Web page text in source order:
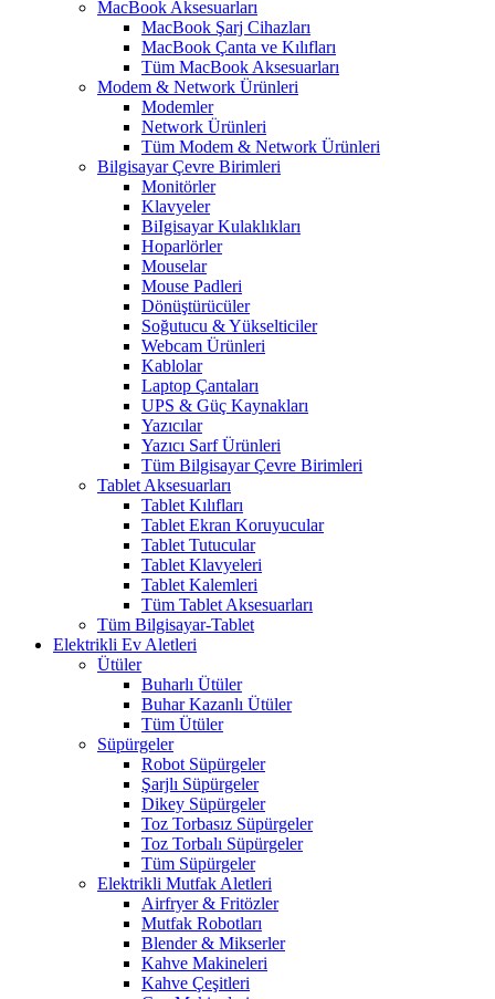
MacBook Aksesuarları
MacBook Şarj Cihazları
MacBook Çanta ve Kılıfları
Tüm MacBook Aksesuarları
Modem & Network Ürünleri
Modemler
Network Ürünleri
Tüm Modem & Network Ürünleri
Bilgisayar Çevre Birimleri
Monitörler
Klavyeler
BiIgisayar Kulaklıkları
Hoparlörler
Mouselar
Mouse Padleri
Dönüştürücüler
Soğutucu & Yükselticiler
Webcam Ürünleri
Kablolar
Laptop Çantaları
UPS & Güç Kaynakları
Yazıcılar
Yazıcı Sarf Ürünleri
Tüm Bilgisayar Çevre Birimleri
Tablet Aksesuarları
Tablet Kılıfları
Tablet Ekran Koruyucular
Tablet Tutucular
Tablet Klavyeleri
Tablet Kalemleri
Tüm Tablet Aksesuarları
Tüm Bilgisayar-Tablet
Elektrikli Ev Aletleri
Ütüler
Buharlı Ütüler
Buhar Kazanlı Ütüler
Tüm Ütüler
Süpürgeler
Robot Süpürgeler
Şarjlı Süpürgeler
Dikey Süpürgeler
Toz Torbasız Süpürgeler
Toz Torbalı Süpürgeler
Tüm Süpürgeler
Elektrikli Mutfak Aletleri
Airfryer & Fritözler
Mutfak Robotları
Blender & Mikserler
Kahve Makineleri
Kahve Çeşitleri